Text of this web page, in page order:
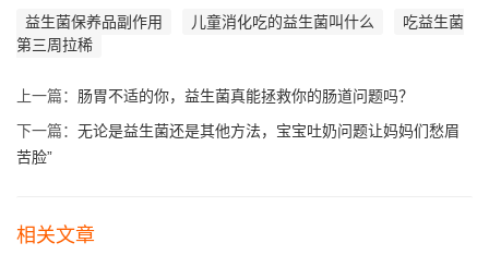
益生菌保养品副作用 儿童消化吃的益生菌叫什么
吃益生菌
第三周拉稀
上一篇： 肠胃不适的你，益生菌真能拯救你的肠道问题吗？
下一篇： 无论是益生菌还是其他方法，宝宝吐奶问题让妈妈们愁眉
苦脸”
相关文章